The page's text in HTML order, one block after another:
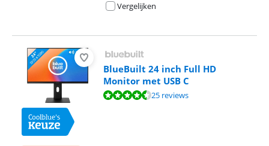
Vergelijken
BlueBuilt 24 inch Full HD
Monitor met USB C
Beoordeling is 8,7 van de 10, gebaseerd op 25 reviews.
25 reviews